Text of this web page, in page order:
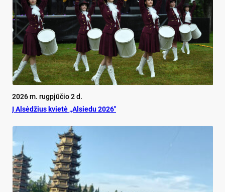
2026 m. rugpjūčio 2 d.
Į Alsėdžius kvietė ,,Alsiedu 2026″